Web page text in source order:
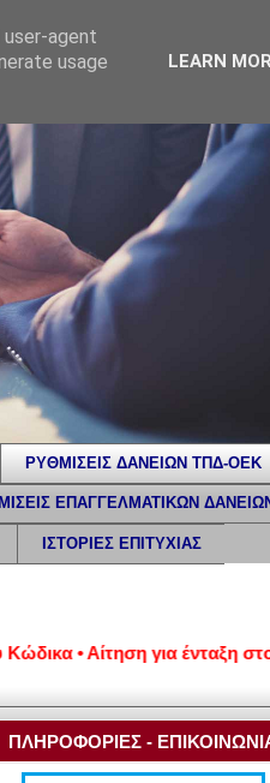
ΡΥΘΜΙΣΕΙΣ ΔΑΝΕΙΩΝ ΤΠΔ-ΟΕΚ
ΕΠΑΓΓΕΛΜΑΤΙΚΩΝ
ΙΣΤΟΡΙΕΣ ΕΠΙΤΥΧΙΑΣ
Αίτηση για ένταξη
ΠΛΗΡΟΦΟΡΙΕΣ -
agent
usage
LEARN